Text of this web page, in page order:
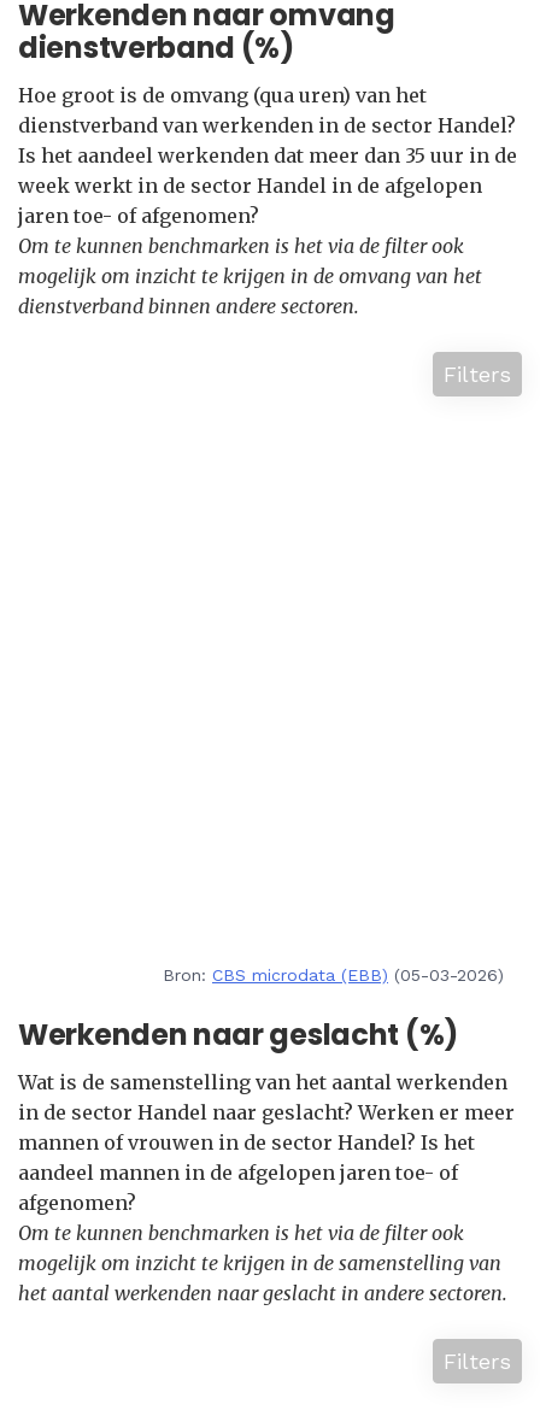
Werkenden naar omvang
dienstverband (%)
Hoe groot is de omvang (qua uren) van het
dienstverband van werkenden in de sector Handel?
Is het aandeel werkenden dat meer dan 35 uur in de
week werkt in de sector Handel in de afgelopen
jaren toe- of afgenomen?
Om te kunnen benchmarken is het via de filter ook
mogelijk om inzicht te krijgen in de omvang van het
dienstverband binnen andere sectoren.
Filters
Bron: CBS microdata (EBB) (05-03-2026)
Werkenden naar geslacht (%)
Wat is de samenstelling van het aantal werkenden
in de sector Handel naar geslacht? Werken er meer
mannen of vrouwen in de sector Handel? Is het
aandeel mannen in de afgelopen jaren toe- of
afgenomen?
Om te kunnen benchmarken is het via de filter ook
mogelijk om inzicht te krijgen in de samenstelling van
het aantal werkenden naar geslacht in andere sectoren.
Filters